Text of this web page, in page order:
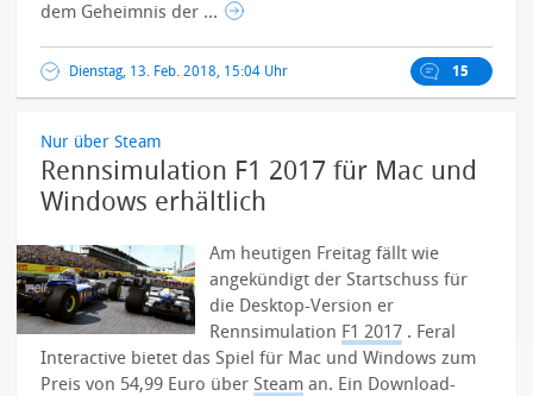
dem Geheimnis der ...
Dienstag, 13. Feb. 2018, 15:04 Uhr 15
Nur über Steam
Rennsimulation F1 2017 für Mac und
Windows erhältlich
Am heutigen Freitag fällt wie
angekündigt der Startschuss für
die Desktop-Version er
Rennsimulation F1 2017 . Feral
Interactive bietet das Spiel für Mac und Windows zum
Preis von 54,99 Euro überSteam an. Ein Download-